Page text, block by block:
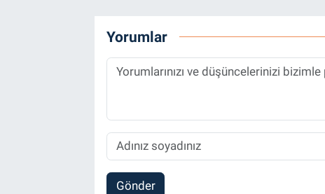
Yorumlar
Gönder